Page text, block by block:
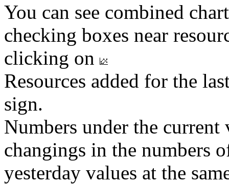
You can see combined
checking boxes near
clicking on
Resources added for the
sign.
Numbers under the
changings in the numbers
yesterday values at the